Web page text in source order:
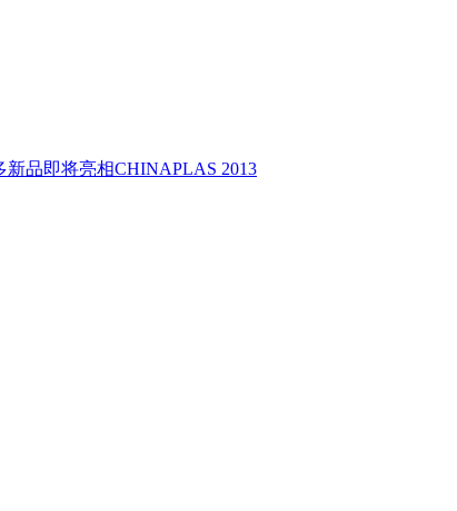
新品即将亮相CHINAPLAS 2013